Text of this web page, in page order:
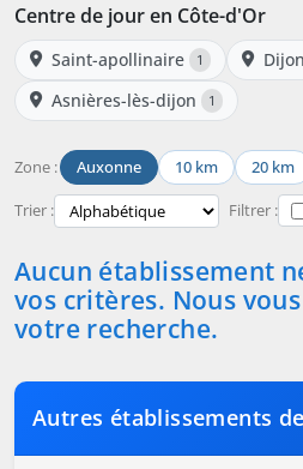
Centre de jour en Côte-d'Or
Saint-apollinaire 1 Dijon
Asnières-lès-dijon 1
Zone : Auxonne 10 km 20 km
Trier : Filtrer :
Aucun établissement
vos critères. Nous
votre recherche.
Autres établissements